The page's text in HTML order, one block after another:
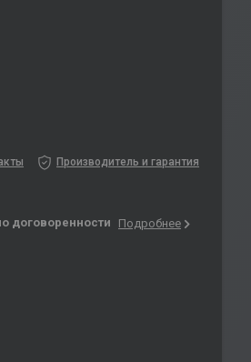
Производитель и гарантия
договоренности Подробнее